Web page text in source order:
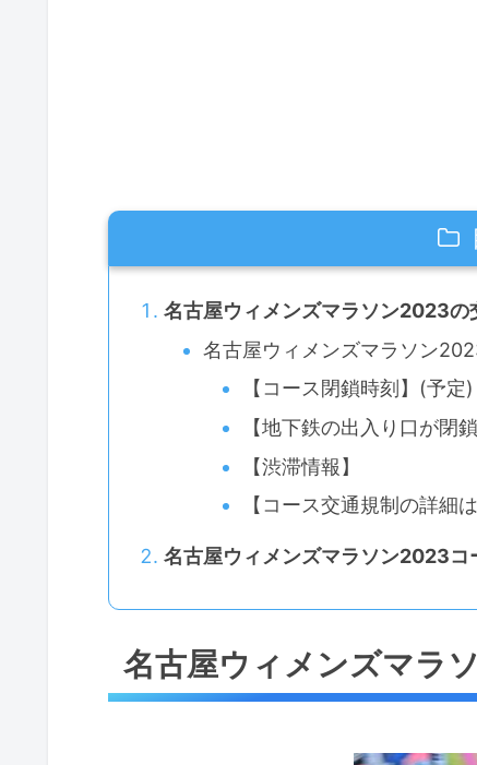
名古屋ウィメンズマラソン2023の
名古屋ウィメンズマラソン
【コース閉鎖時刻】(予定)
【地下鉄の出入り口が閉
【渋滞情報】
【コース交通規制の詳細
名古屋ウィメンズマラソン2023コ
名古屋ウィメンズマラ